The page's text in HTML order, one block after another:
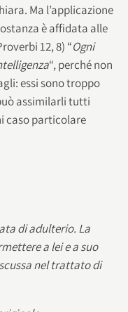
Ma l’applicazione
è affidata alle
12, 8) “Ogni
“, perché non
essi sono troppo
assimilarli tutti
caso particolare
di adulterio. La
a lei e a suo
nel trattato di